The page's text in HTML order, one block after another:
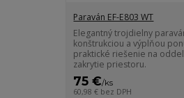
Paraván EF-E803 WT
Elegantný trojdielny
konštrukciou a výplňou
praktické riešenie na
zakrytie priestoru.
75 €/ks
60,98 € bez DPH